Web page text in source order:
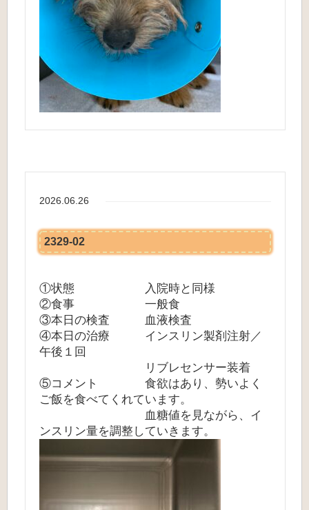
2026.06.26
2329-02
①状態 入院時と同様
②食事 一般食
③本日の検査 血液検査
④本日の治療 インスリン製剤注射／
午後１回
リブレセンサー装着
⑤コメント 食欲はあり、勢いよく
ご飯を食べてくれています。
血糖値を見ながら、イ
ンスリン量を調整していきます。